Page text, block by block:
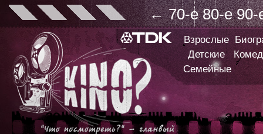
← 70-е 80-е 90-
Взрослые
Детские
Семейные